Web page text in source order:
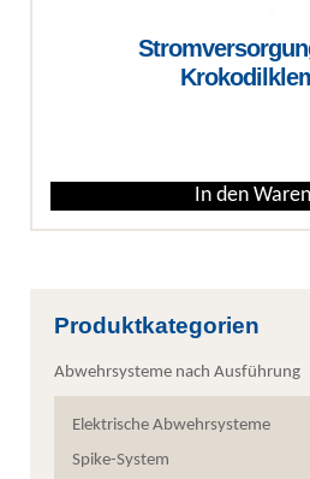
In den
Produktkategorien
Abwehrsysteme nach Ausführung
Elektrische Abwehrsysteme
Spike-System